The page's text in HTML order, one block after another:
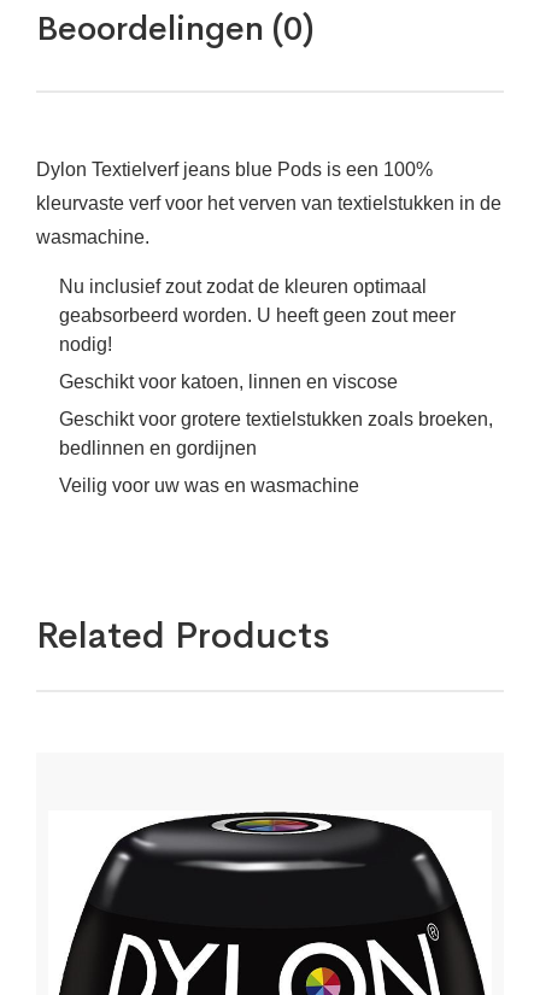
Beoordelingen (0)
Dylon Textielverf jeans blue Pods is een 100%
kleurvaste verf voor het verven van textielstukken in de
wasmachine.
Nu inclusief zout zodat de kleuren optimaal
geabsorbeerd worden. U heeft geen zout meer
nodig!
Geschikt voor katoen, linnen en viscose
Geschikt voor grotere textielstukken zoals broeken,
bedlinnen en gordijnen
Veilig voor uw was en wasmachine
Related Products